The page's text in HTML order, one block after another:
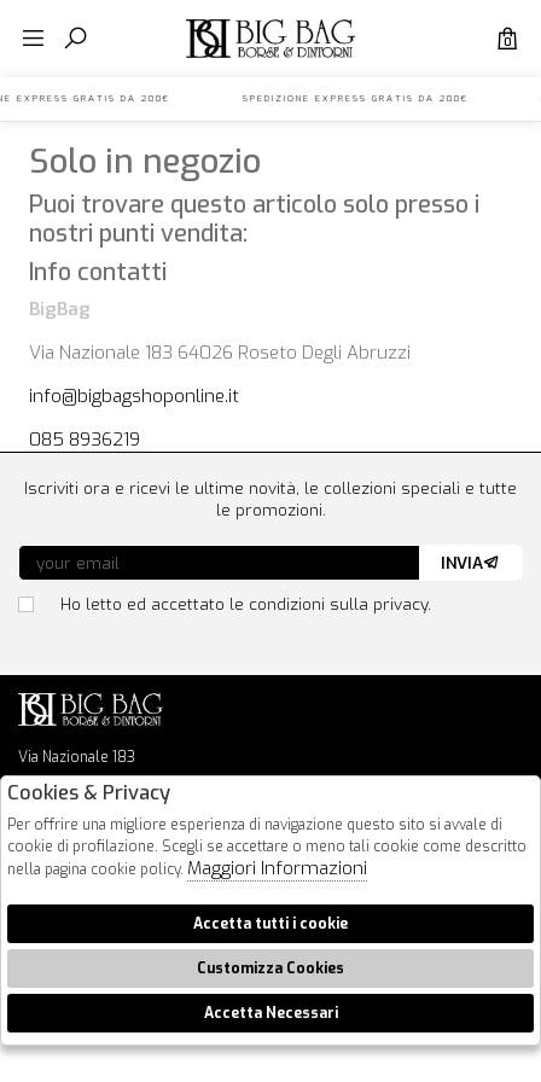
0
EXPRESS GRATIS DA 200€ SPEDIZIONE EXPRESS GRATIS DA
Solo in negozio
Puoi trovare questo articolo solo presso i
nostri punti vendita:
Info contatti
BigBag
Via Nazionale 183 64026 Roseto Degli Abruzzi
info@bigbagshoponline.it
085 8936219
Via Nazionale 183
64026 Roseto Degli Abruzzi
info@bigbagshoponline.it
follow us
Iscriviti ora e ricevi le ultime novità, le collezioni speciali e tutte
le promozioni.
Ho letto ed accettato le condizioni sulla privacy.
INVIA
2026 BigBag - P.iva : 00916940679 Powered by
🍪
Cookies & Privacy
Per offrire una migliore esperienza di navigazione questo sito si avvale di
cookie di profilazione. Scegli se accettare o meno tali cookie come descritto
nella pagina cookie policy. Maggiori Informazioni
Accetta tutti i cookie
Customizza Cookies
Accetta Necessari